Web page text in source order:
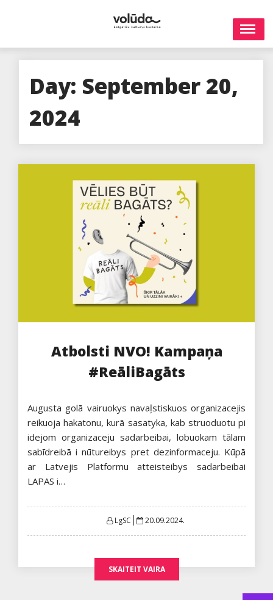
Day: September 20,
2024
Atbolsti NVO! Kampaņa
#ReāliBagāts
Augusta golā vairuokys navaļstiskuos organizacejis
reikuoja hakatonu, kurā sasatyka, kab struoduotu pi
idejom organizaceju sadarbeibai, lobuokam tālam
sabīdreibā i nūtureibys pret dezinformaceju. Kūpā
ar Latvejis Platformu atteisteibys sadarbeibai
LAPAS i…
LgSC
Posted
20.09.2024.
SKAITEIT VAIRA